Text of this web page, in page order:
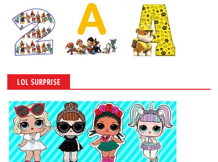
LOL SURPRISE